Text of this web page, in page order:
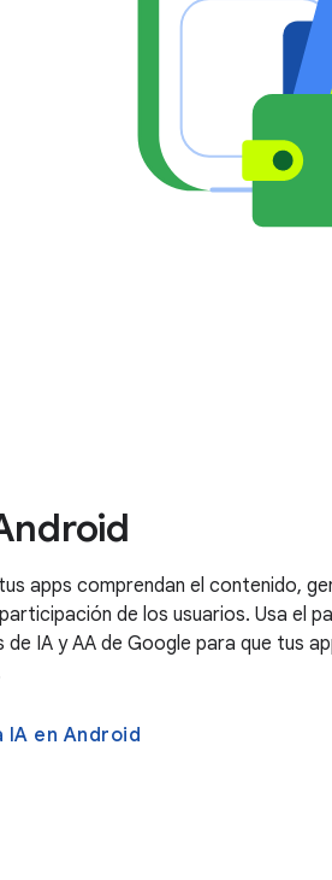
apps comprendan el contenido,
de los usuarios. Usa el
de IA y AA de Google para que tus
IA en Android